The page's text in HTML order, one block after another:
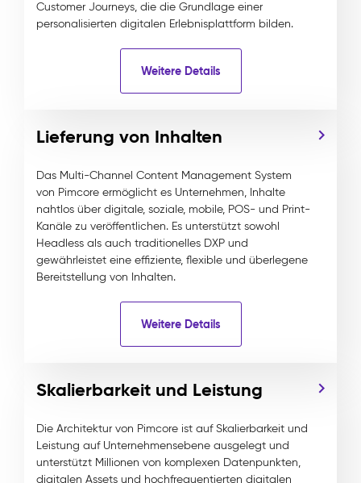
Customer Journeys, die die Grundlage einer
personalisierten digitalen Erlebnisplattform bilden.
Weitere Details
Lieferung von Inhalten
Das Multi-Channel Content Management System
von Pimcore ermöglicht es Unternehmen, Inhalte
nahtlos über digitale, soziale, mobile, POS- und Print-
Kanäle zu veröffentlichen. Es unterstützt sowohl
Headless als auch traditionelles DXP und
gewährleistet eine effiziente, flexible und überlegene
Bereitstellung von Inhalten.
Weitere Details
Skalierbarkeit und Leistung
Die Architektur von Pimcore ist auf Skalierbarkeit und
Leistung auf Unternehmensebene ausgelegt und
unterstützt Millionen von komplexen Datenpunkten,
digitalen Assets und hochfrequentierten digitalen